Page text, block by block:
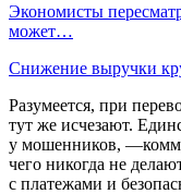
Экономисты
может…
Снижение выручки
Разумеется, при
тут же исчезают.
у мошенников,
чего никогда не
с платежами и